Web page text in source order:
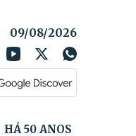
09/08/2026
HÁ 50 ANOS